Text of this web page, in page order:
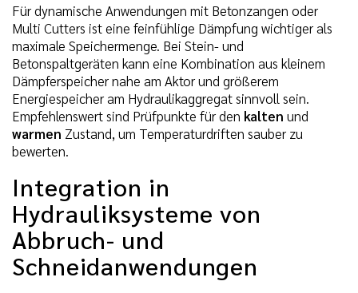
Für dynamische Anwendungen mit Betonzangen oder
Multi Cutters ist eine feinfühlige Dämpfung wichtiger als
maximale Speichermenge. Bei Stein- und
Betonspaltgeräten kann eine Kombination aus kleinem
Dämpferspeicher nahe am Aktor und größerem
Energiespeicher am Hydraulikaggregat sinnvoll sein.
Empfehlenswert sind Prüfpunkte für den kalten und
warmen Zustand, um Temperaturdriften sauber zu
bewerten.
Integration in
Hydrauliksysteme von
Abbruch- und
Schneidanwendungen